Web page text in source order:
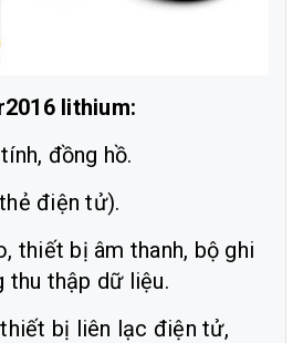
lithium:
đồng hồ.
điện tử).
thiết bị âm thanh, bộ ghi
thu thập dữ liệu.
bị liên lạc điện tử,